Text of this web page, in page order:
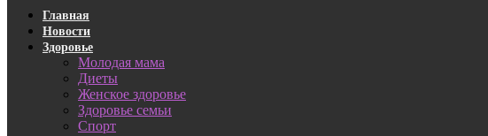
Главная
Новости
Здоровье
Молодая мама
Диеты
Женское здоровье
Здоровье семьи
Спорт